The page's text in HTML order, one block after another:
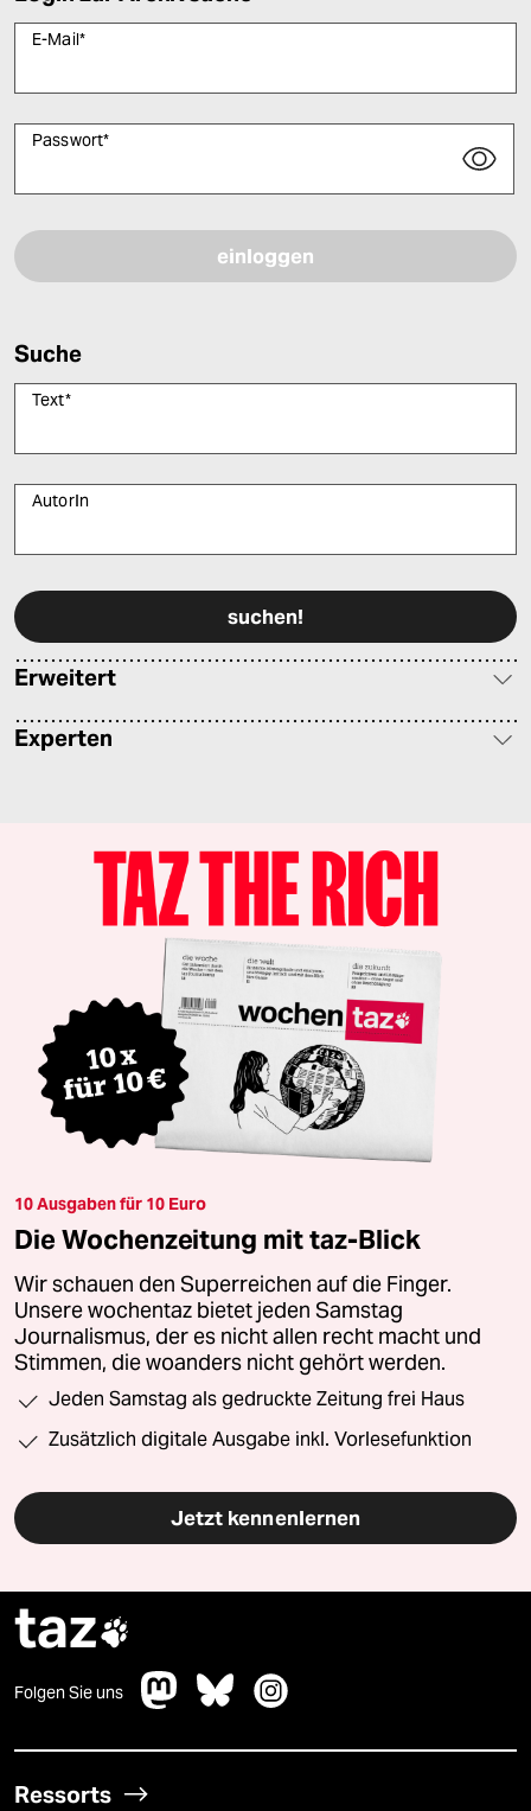
E-Mail*
Passwort*
Suche
Text*
AutorIn
Erweitert
Experten
10 Ausgaben für 10 Euro
Die Wochenzeitung mit taz-Blick
Wir schauen den Superreichen auf die Finger.
Unsere wochentaz bietet jeden Samstag
Journalismus, der es nicht allen recht macht und
Stimmen, die woanders nicht gehört werden.
Jeden Samstag als gedruckte Zeitung frei Haus
Zusätzlich digitale Ausgabe inkl. Vorlesefunktion
Jetzt kennenlernen
taz
Folgen Sie uns
Ressorts